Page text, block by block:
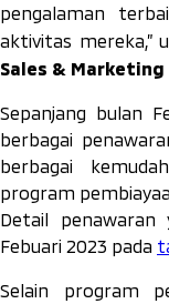
pengalaman
aktivitas mereka,”
Sales & Marketing
Sepanjang bulan
berbagai
berbagai
program
Detail penawaran
Febuari 2023 pada
Selain program